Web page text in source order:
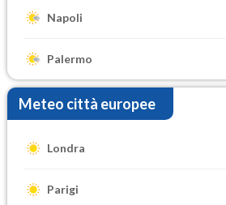
Napoli
Palermo
Meteo città europee
Londra
Parigi